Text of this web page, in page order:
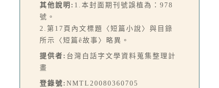
其他說明: 1.本封面期刊號誤植為：978
號。
2.第17頁內文標題〈短篇小說〉與目錄
所示〈短篇ê故事〉略異。
提供者: 台灣白話字文學資料蒐集整理計
畫
登錄號: NMTL20080360705